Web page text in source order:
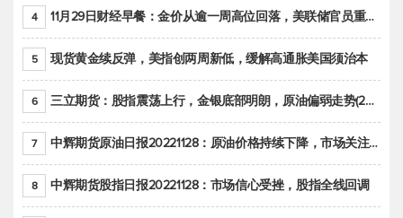
4 11月29日财经早餐：金价从逾一周高位回落，美联储官员重申鹰派立场推动美元回升
5 现货黄金续反弹，美指创两周新低，缓解高通胀美国须治本
6 三立期货：股指震荡上行，金银底部明朗，原油偏弱走势(20221128收评)
7 中辉期货原油日报20221128：原油价格持续下降，市场关注OPEC+新一轮产能政策
8 中辉期货股指日报20221128：市场信心受挫，股指全线回调